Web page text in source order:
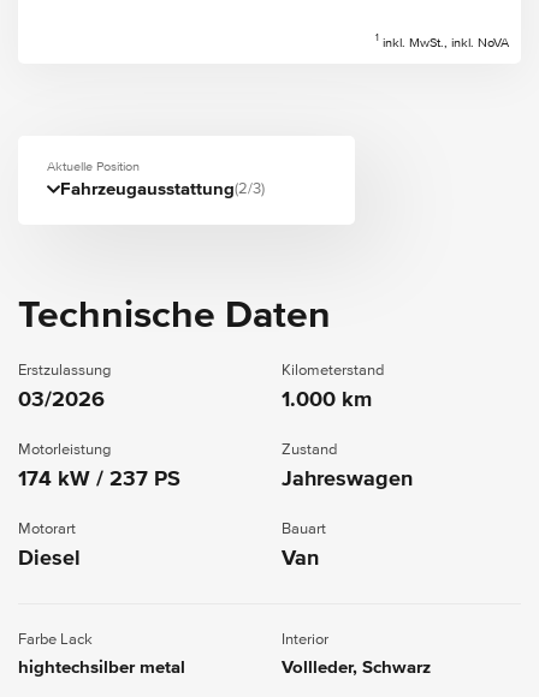
1 inkl. MwSt., inkl. NoVA
Aktuelle Position
Fahrzeugausstattung(2/3)
Technische Daten
Erstzulassung
03/2026
Kilometerstand
1.000 km
Motorleistung
174 kW / 237 PS
Zustand
Jahreswagen
Motorart
Diesel
Bauart
Van
Farbe Lack
hightechsilber metal
Interior
Vollleder, Schwarz